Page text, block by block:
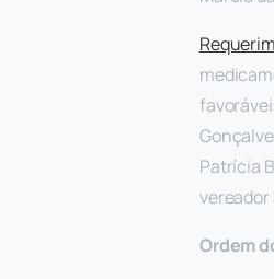
Patrícia
vereador
Ordem